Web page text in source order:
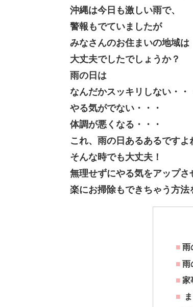
沖縄は今日も激しい雨で、
警報もでていましたが
みなさんのお住まいの地域は
大丈夫でしたでしょうか？
雨の日は
なんだかスッキリしない・・
やる気がでない・・・
体調が悪くなる・・・
これ、雨の日あるあるですよ
そんな時でも大丈夫！
無理せずにやる気をアップさ
楽にお掃除もできちゃう方法
雨
雨
家